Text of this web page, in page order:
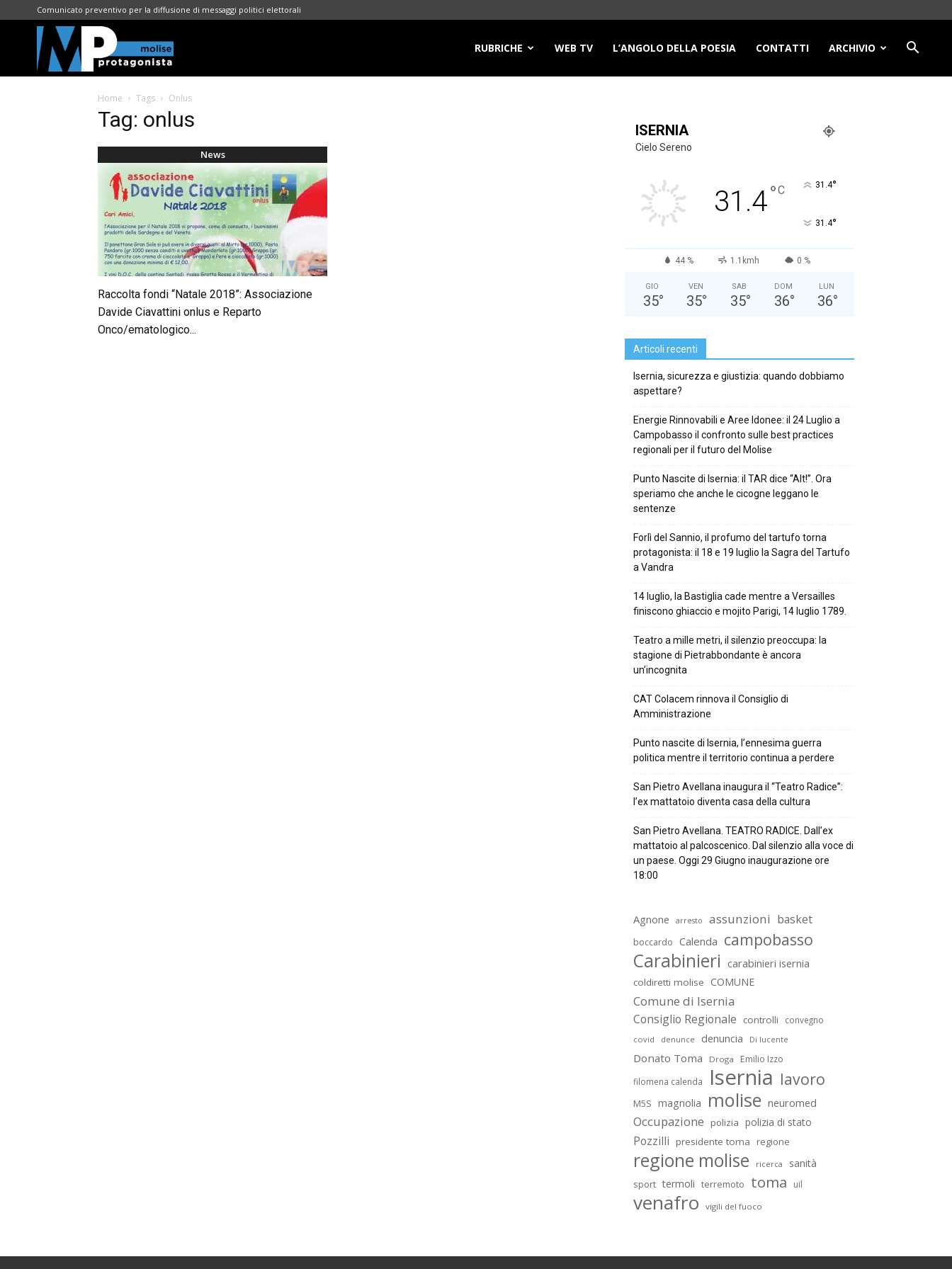
Comunicato preventivo per la diffusione di messaggi politici elettorali
Protagonista
RUBRICHE WEB TV L’ANGOLO DELLA POESIA CONTATTI ARCHIVIO
Home Tags Onlus
Tag: onlus
News
Raccolta fondi “Natale 2018”: Associazione
Davide Ciavattini onlus e Reparto
Onco/ematologico...
ISERNIA
Cielo Sereno
31.4°C 31.4°
31.4°
44 % 1.1kmh 0 %
GIO
35°
VEN
35°
SAB
35°
DOM
36°
LUN
36°
Articoli recenti
Isernia, sicurezza e giustizia: quando dobbiamo
aspettare?
Energie Rinnovabili e Aree Idonee: il 24 Luglio a
Campobasso il confronto sulle best practices
regionali per il futuro del Molise
Punto Nascite di Isernia: il TAR dice “Alt!”. Ora
speriamo che anche le cicogne leggano le
sentenze
Forlì del Sannio, il profumo del tartufo torna
protagonista: il 18 e 19 luglio la Sagra del Tartufo
a Vandra
14 luglio, la Bastiglia cade mentre a Versailles
finiscono ghiaccio e mojito Parigi, 14 luglio 1789.
Teatro a mille metri, il silenzio preoccupa: la
stagione di Pietrabbondante è ancora
un’incognita
CAT Colacem rinnova il Consiglio di
Amministrazione
Punto nascite di Isernia, l’ennesima guerra
politica mentre il territorio continua a perdere
San Pietro Avellana inaugura il “Teatro Radice”:
l’ex mattatoio diventa casa della cultura
San Pietro Avellana. TEATRO RADICE. Dall’ex
mattatoio al palcoscenico. Dal silenzio alla voce di
un paese. Oggi 29 Giugno inaugurazione ore
18:00
Agnone arresto assunzioni basket
boccardo Calenda campobasso
Carabinieri carabinieri isernia
coldiretti molise COMUNE
Comune di Isernia
Consiglio Regionale controlli convegno
covid denunce denuncia Di lucente
Donato Toma Droga Emilio Izzo
filomena calenda Isernia lavoro
M5S magnolia molise neuromed
Occupazione polizia polizia di stato
Pozzilli presidente toma regione
regione molise ricerca sanità
sport termoli terremoto toma uil
venafro vigili del fuoco